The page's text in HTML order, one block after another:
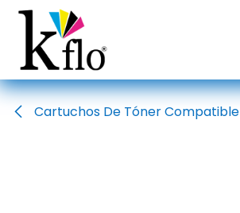
Ir al contenido
Cartuchos De Tóner Compatible